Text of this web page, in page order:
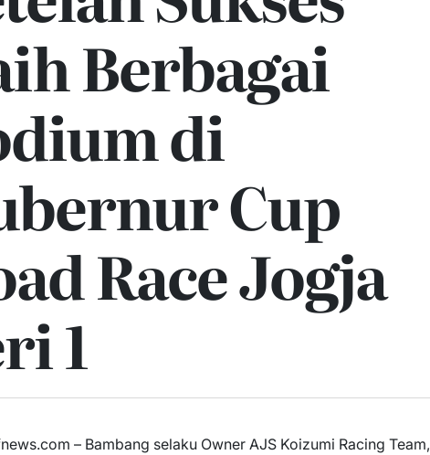
Berbagai
di
Cup
Race Jogja
1
– Bambang selaku Owner AJS Koizumi Racing Team,